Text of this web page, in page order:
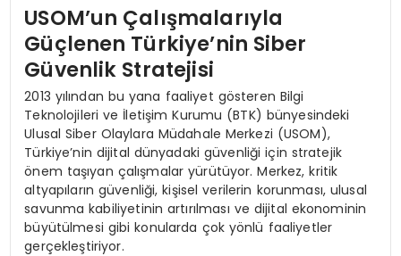
USOM’un Çalışmalarıyla
Güçlenen Türkiye’nin Siber
Güvenlik Stratejisi
2013 yılından bu yana faaliyet gösteren Bilgi
Teknolojileri ve İletişim Kurumu (BTK) bünyesindeki
Ulusal Siber Olaylara Müdahale Merkezi (USOM),
Türkiye’nin dijital dünyadaki güvenliği için stratejik
önem taşıyan çalışmalar yürütüyor. Merkez, kritik
altyapıların güvenliği, kişisel verilerin korunması, ulusal
savunma kabiliyetinin artırılması ve dijital ekonominin
büyütülmesi gibi konularda çok yönlü faaliyetler
gerçekleştiriyor.